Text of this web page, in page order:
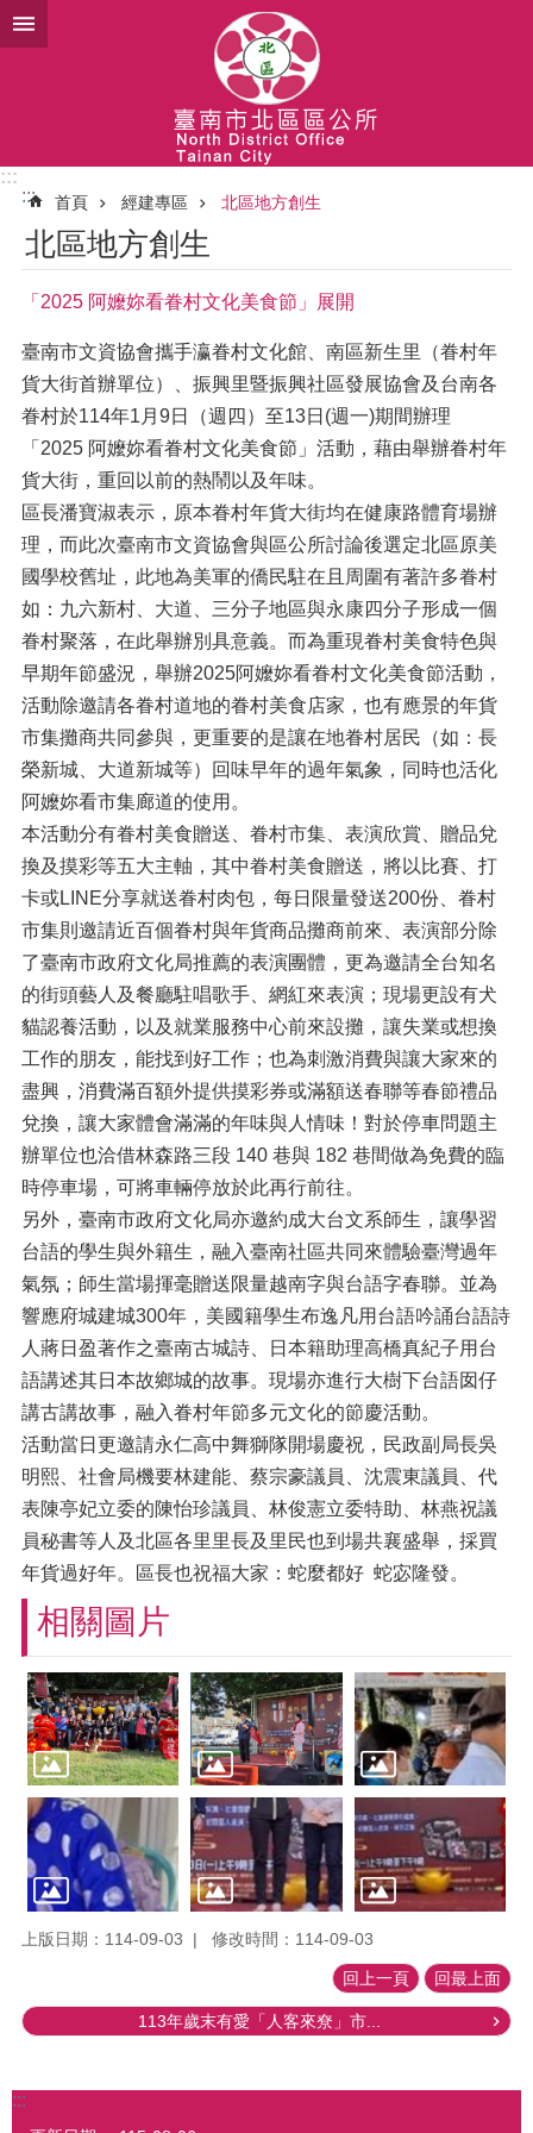
跳到主要內容區塊
:::
:::
首頁 經建專區 北區地方創生
北區地方創生
「2025 阿嬤妳看眷村文化美食節」展開
臺南市文資協會攜手瀛眷村文化館、南區新生里（眷村年
貨大街首辦單位）、振興里暨振興社區發展協會及台南各
眷村於114年1月9日（週四）至13日(週一)期間辦理
「2025 阿嬤妳看眷村文化美食節」活動，藉由舉辦眷村年
貨大街，重回以前的熱鬧以及年味。
區長潘寶淑表示，原本眷村年貨大街均在健康路體育場辦
理，而此次臺南市文資協會與區公所討論後選定北區原美
國學校舊址，此地為美軍的僑民駐在且周圍有著許多眷村
如：九六新村、大道、三分子地區與永康四分子形成一個
眷村聚落，在此舉辦別具意義。而為重現眷村美食特色與
早期年節盛況，舉辦2025阿嬤妳看眷村文化美食節活動，
活動除邀請各眷村道地的眷村美食店家，也有應景的年貨
市集攤商共同參與，更重要的是讓在地眷村居民（如：長
榮新城、大道新城等）回味早年的過年氣象，同時也活化
阿嬤妳看市集廊道的使用。
本活動分有眷村美食贈送、眷村市集、表演欣賞、贈品兌
換及摸彩等五大主軸，其中眷村美食贈送，將以比賽、打
卡或LINE分享就送眷村肉包，每日限量發送200份、眷村
市集則邀請近百個眷村與年貨商品攤商前來、表演部分除
了臺南市政府文化局推薦的表演團體，更為邀請全台知名
的街頭藝人及餐廳駐唱歌手、網紅來表演；現場更設有犬
貓認養活動，以及就業服務中心前來設攤，讓失業或想換
工作的朋友，能找到好工作；也為刺激消費與讓大家來的
盡興，消費滿百額外提供摸彩券或滿額送春聯等春節禮品
兌換，讓大家體會滿滿的年味與人情味！對於停車問題主
辦單位也洽借林森路三段 140 巷與 182 巷間做為免費的臨
時停車場，可將車輛停放於此再行前往。
另外，臺南市政府文化局亦邀約成大台文系師生，讓學習
台語的學生與外籍生，融入臺南社區共同來體驗臺灣過年
氣氛；師生當場揮毫贈送限量越南字與台語字春聯。並為
響應府城建城300年，美國籍學生布逸凡用台語吟誦台語詩
人蔣日盈著作之臺南古城詩、日本籍助理高橋真紀子用台
語講述其日本故鄉城的故事。現場亦進行大樹下台語囡仔
講古講故事，融入眷村年節多元文化的節慶活動。
活動當日更邀請永仁高中舞獅隊開場慶祝，民政副局長吳
明熙、社會局機要林建能、蔡宗豪議員、沈震東議員、代
表陳亭妃立委的陳怡珍議員、林俊憲立委特助、林燕祝議
員秘書等人及北區各里里長及里民也到場共襄盛舉，採買
年貨過好年。區長也祝福大家：蛇麼都好 蛇宓隆發。
相關圖片
上版日期：114-09-03 修改時間：114-09-03
回上一頁 回最上面
113年歲末有愛「人客來尞」市...
:::